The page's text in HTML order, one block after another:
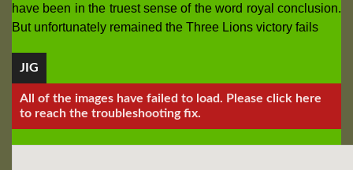
have been in the truest sense of the word royal conclusion.
But unfortunately remained the Three Lions victory fails
JIG
All of the images have failed to load. Please click here
to reach the troubleshooting fix.